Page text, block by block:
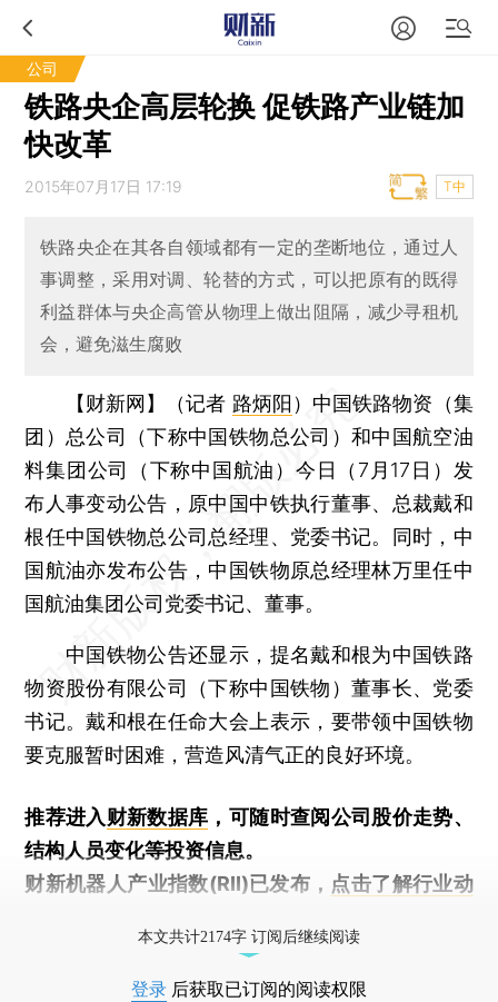
公司
铁路央企高层轮换 促铁路产业链加
快改革
2015年07月17日 17:19 T中
铁路央企在其各自领域都有一定的垄断地位，通过人
事调整，采用对调、轮替的方式，可以把原有的既得
利益群体与央企高管从物理上做出阻隔，减少寻租机
会，避免滋生腐败
【财新网】（记者 路炳阳 ） 中国铁路物资（集
团）总公司（下称中国铁物总公司）和中国航空油
料集团公司（下称中国航油）今日（7月17日）发
布人事变动公告，原中国中铁执行董事、总裁戴和
根任中国铁物总公司总经理、党委书记。同时，中
国航油亦发布公告，中国铁物原总经理林万里任中
国航油集团公司党委书记、董事。
中国铁物公告还显示，提名戴和根为中国铁路
物资股份有限公司（下称中国铁物）董事长、党委
书记。戴和根在任命大会上表示，要带领中国铁物
要克服暂时困难，营造风清气正的良好环境。
推荐进入财新数据库 ，可随时查阅公司股价走势、
结构人员变化等投资信息。
财新机器人产业指数(RII)已发布， 点击了解行业动
本文共计2174字 订阅后继续阅读
登录 后获取已订阅的阅读权限